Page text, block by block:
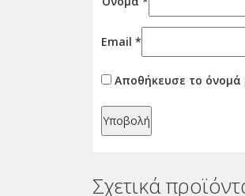
Email *
Αποθήκευσε το όνομά
Σχετικά